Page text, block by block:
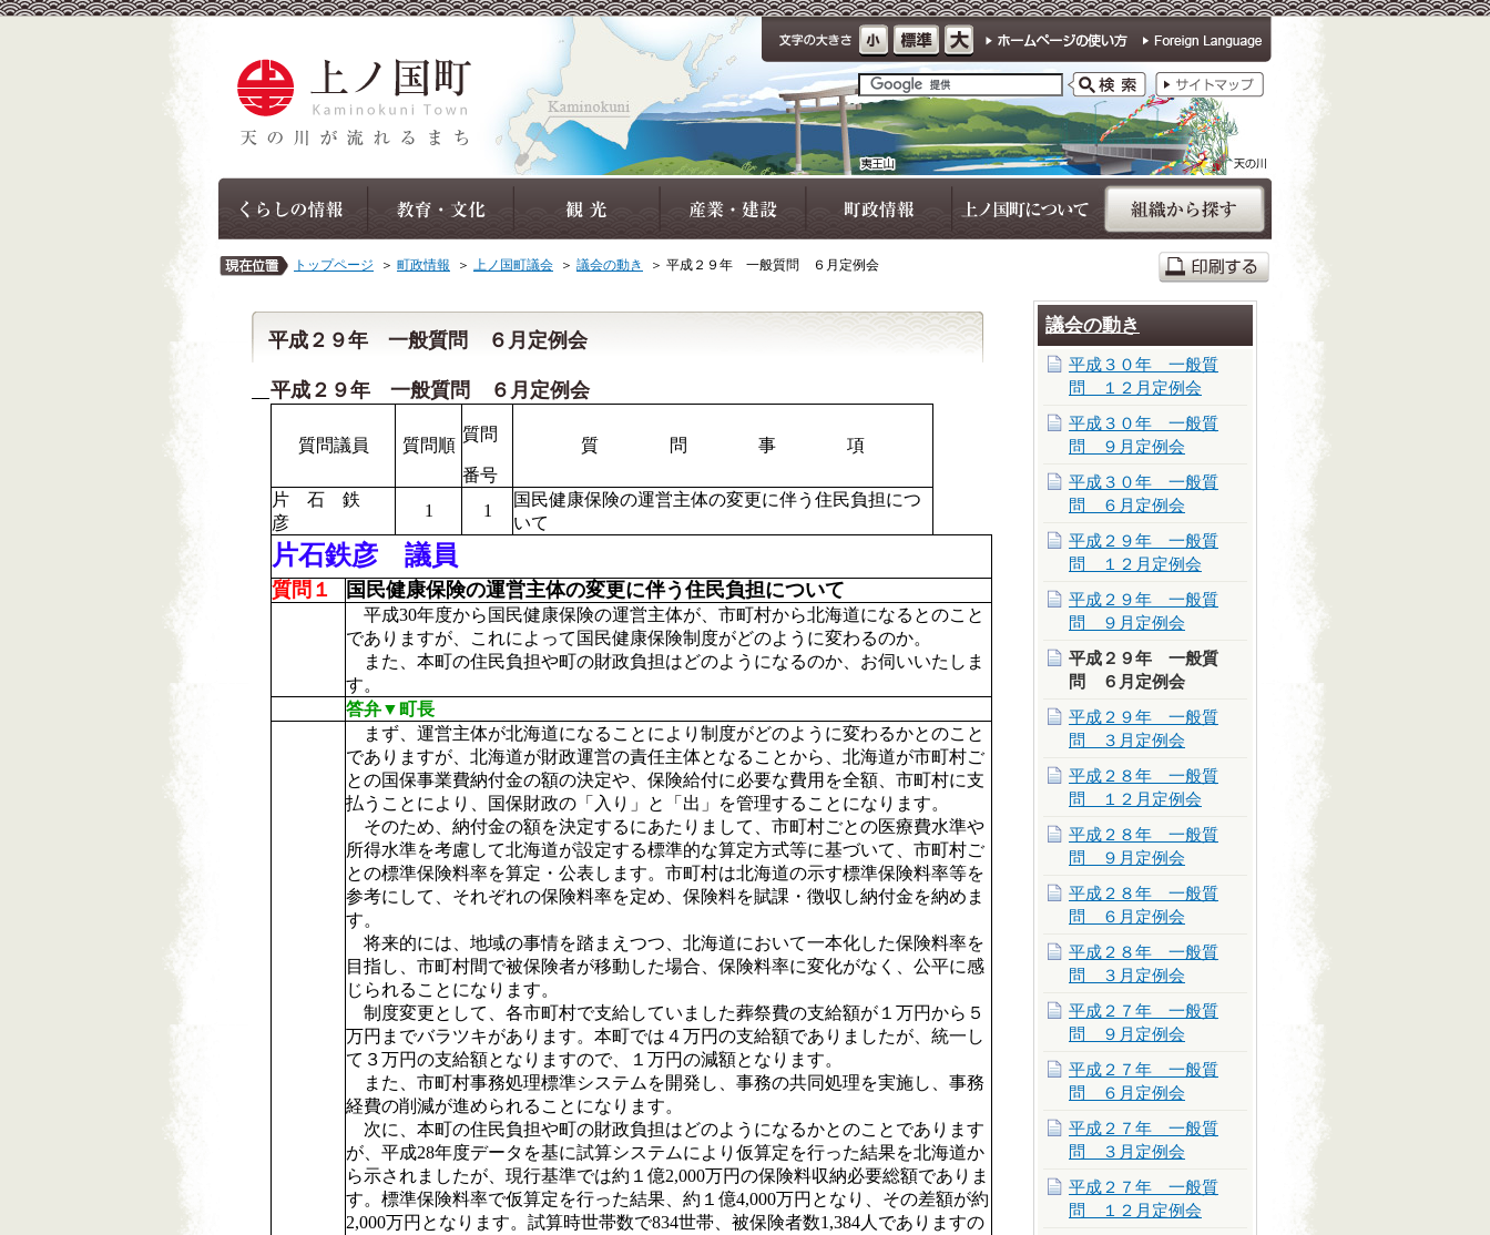
トップページ ＞ 町政情報 ＞ 上ノ国町議会 ＞ 議会の動き ＞ 平成２９年 一般質問 ６月定例会
平成２９年 一般質問 ６月定例会
平成２９年 一般質問 ６月定例会
質問議員 質問順
質問
質 問 事 項
番号
片 石 鉄
彦
1 1
国民健康保険の運営主体の変更に伴う住民負担につ
いて
片石鉄彦 議員
質問１ 国民健康保険の運営主体の変更に伴う住民負担について
平成30年度から国民健康保険の運営主体が、市町村から北海道になるとのこと
でありますが、これによって国民健康保険制度がどのように変わるのか。
また、本町の住民負担や町の財政負担はどのようになるのか、お伺いいたしま
す。
答弁▼町長
まず、運営主体が北海道になることにより制度がどのように変わるかとのこと
でありますが、北海道が財政運営の責任主体となることから、北海道が市町村ご
との国保事業費納付金の額の決定や、保険給付に必要な費用を全額、市町村に支
払うことにより、国保財政の「入り」と「出」を管理することになります。
そのため、納付金の額を決定するにあたりまして、市町村ごとの医療費水準や
所得水準を考慮して北海道が設定する標準的な算定方式等に基づいて、市町村ご
との標準保険料率を算定・公表します。市町村は北海道の示す標準保険料率等を
参考にして、それぞれの保険料率を定め、保険料を賦課・徴収し納付金を納めま
す。
将来的には、地域の事情を踏まえつつ、北海道において一本化した保険料率を
目指し、市町村間で被保険者が移動した場合、保険料率に変化がなく、公平に感
じられることになります。
制度変更として、各市町村で支給していました葬祭費の支給額が１万円から５
万円までバラツキがあります。本町では４万円の支給額でありましたが、統一し
て３万円の支給額となりますので、１万円の減額となります。
また、市町村事務処理標準システムを開発し、事務の共同処理を実施し、事務
経費の削減が進められることになります。
次に、本町の住民負担や町の財政負担はどのようになるかとのことであります
が、平成28年度データを基に試算システムにより仮算定を行った結果を北海道か
ら示されましたが、現行基準では約１億2,000万円の保険料収納必要総額でありま
す。標準保険料率で仮算定を行った結果、約１億4,000万円となり、その差額が約
2,000万円となります。試算時世帯数で834世帯、被保険者数1,384人でありますの
議会の動き
平成３０年 一般質
問 １２月定例会
平成３０年 一般質
問 ９月定例会
平成３０年 一般質
問 ６月定例会
平成２９年 一般質
問 １２月定例会
平成２９年 一般質
問 ９月定例会
平成２９年 一般質
問 ６月定例会
平成２９年 一般質
問 ３月定例会
平成２８年 一般質
問 １２月定例会
平成２８年 一般質
問 ９月定例会
平成２８年 一般質
問 ６月定例会
平成２８年 一般質
問 ３月定例会
平成２７年 一般質
問 ９月定例会
平成２７年 一般質
問 ６月定例会
平成２７年 一般質
問 ３月定例会
平成２７年 一般質
問 １２月定例会